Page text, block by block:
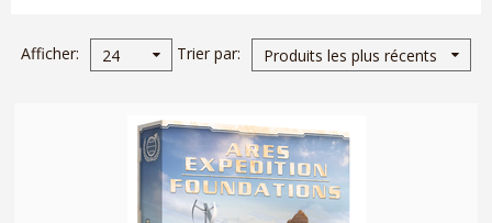
Afficher 24 Trier par Produits les plus récents